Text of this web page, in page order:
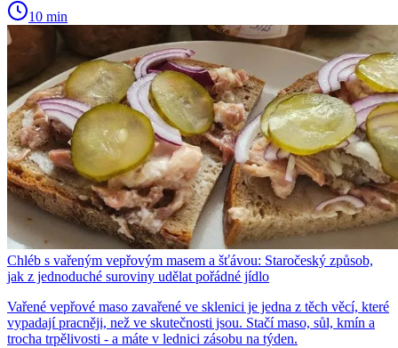
10 min
Chléb s vařeným vepřovým masem a šťávou: Staročeský způsob,
jak z jednoduché suroviny udělat pořádné jídlo
Vařené vepřové maso zavařené ve sklenici je jedna z těch věcí, které
vypadají pracněji, než ve skutečnosti jsou. Stačí maso, sůl, kmín a
trocha trpělivosti - a máte v lednici zásobu na týden.